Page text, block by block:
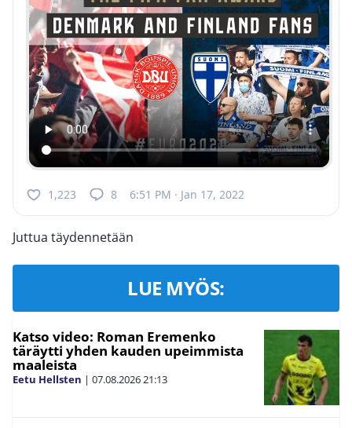
1,223 8 6:51 PM · Jan 17, 2022
Juttua täydennetään
LUE MYÖS:
Katso video: Roman Eremenko
täräytti yhden kauden upeimmista
maaleista
Eetu Hellsten | 07.08.2026 21:13